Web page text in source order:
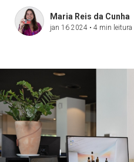
Maria Reis da Cunha
jan 16 2024 • 4 min leitura